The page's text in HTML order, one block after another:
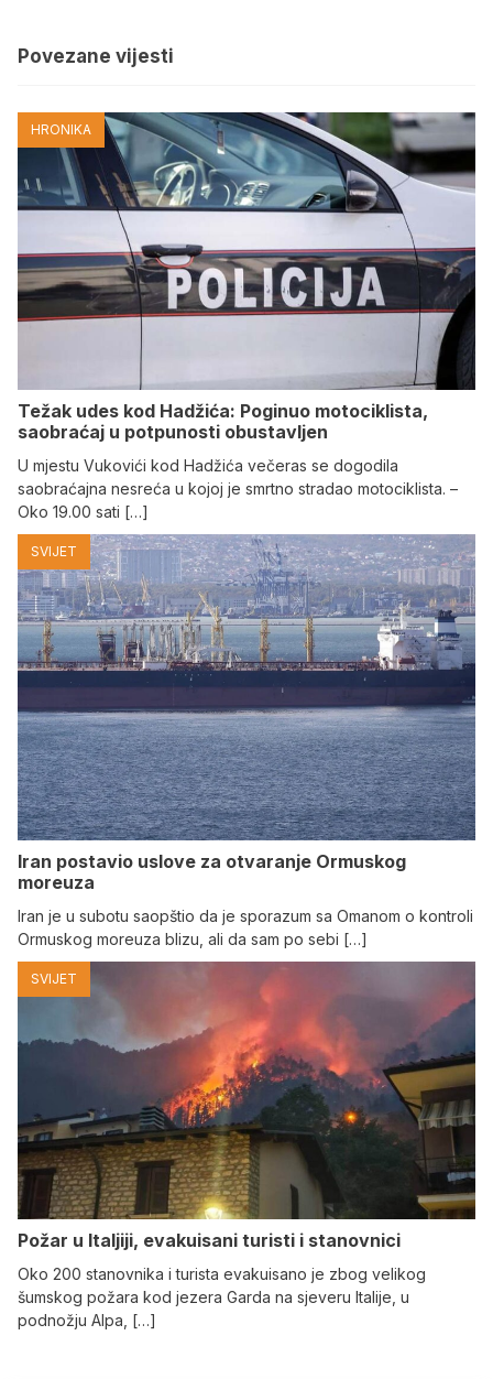
Povezane vijesti
HRONIKA
Težak udes kod Hadžića: Poginuo motociklista,
saobraćaj u potpunosti obustavljen
U mjestu Vukovići kod Hadžića večeras se dogodila
saobraćajna nesreća u kojoj je smrtno stradao motociklista. –
Oko 19.00 sati […]
SVIJET
Iran postavio uslove za otvaranje Ormuskog
moreuza
Iran je u subotu saopštio da je sporazum sa Omanom o kontroli
Ormuskog moreuza blizu, ali da sam po sebi […]
SVIJET
Požar u Italjiji, evakuisani turisti i stanovnici
Oko 200 stanovnika i turista evakuisano je zbog velikog
šumskog požara kod jezera Garda na sjeveru Italije, u
podnožju Alpa, […]